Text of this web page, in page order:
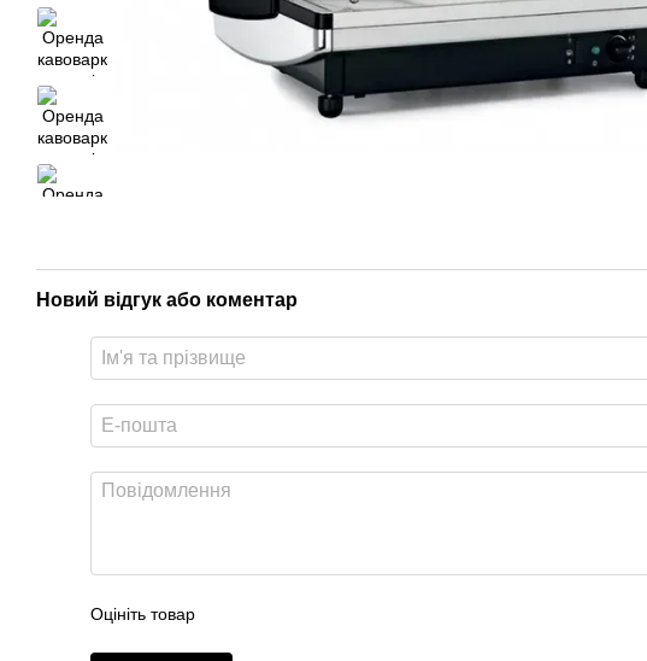
Новий відгук або коментар
Оцініть товар